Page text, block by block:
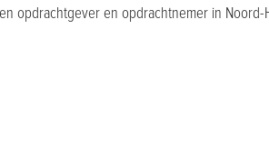
opdrachtgever en opdrachtnemer in